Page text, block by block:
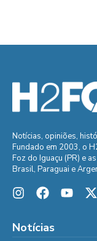
Notícias, opiniões,
Fundado em 2003, o
Foz do Iguaçu (PR) e
Brasil, Paraguai e
Notícias